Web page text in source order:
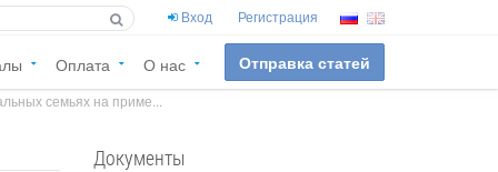
Вход Регистрация
Оплата О нас Отправка статей
семьях на приме...
Документы